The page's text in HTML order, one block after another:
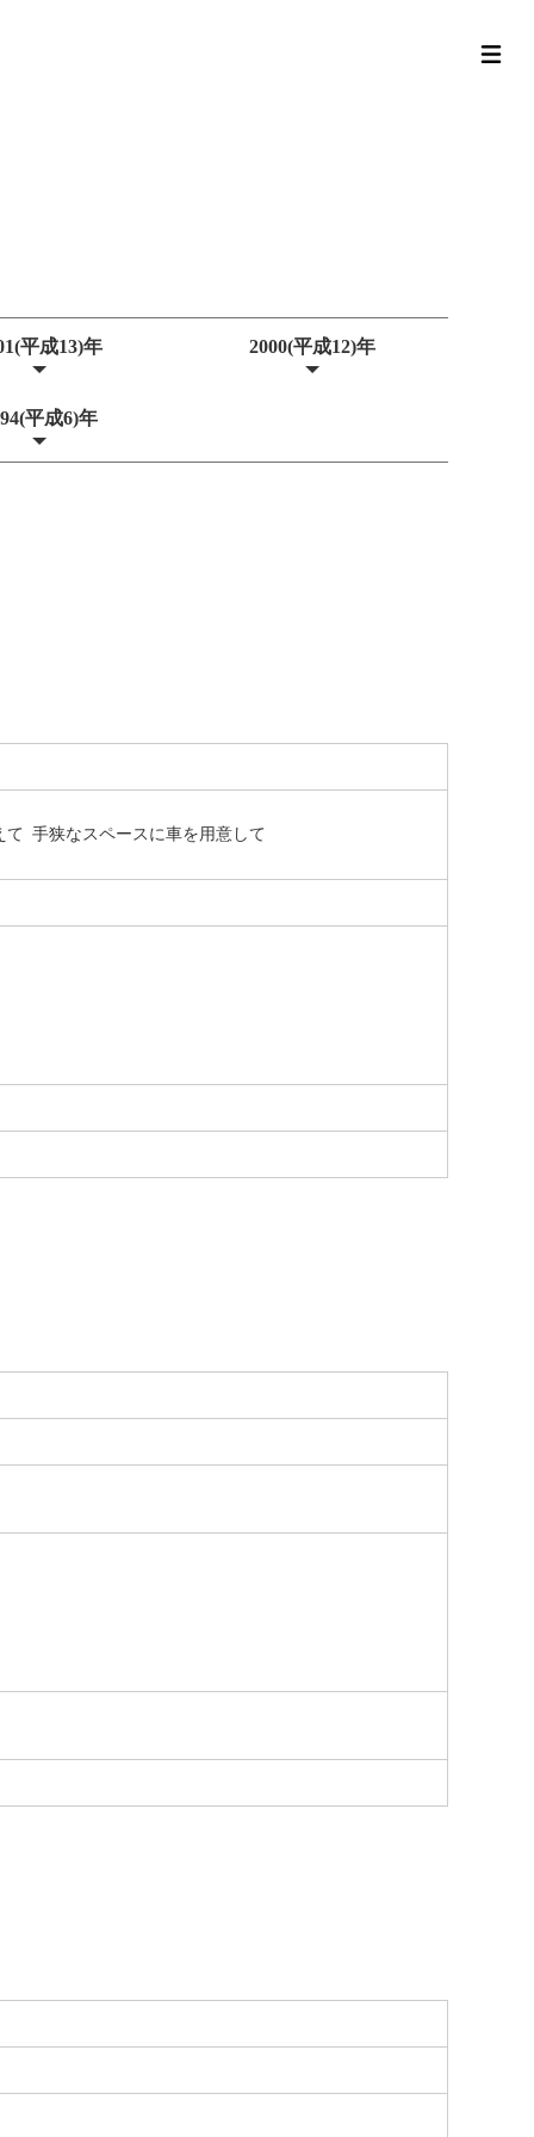
平成13)年 2000(平成12)年
平成6)年
て 手狭なスペースに車を用意して